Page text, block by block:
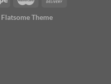
Flatsome Theme